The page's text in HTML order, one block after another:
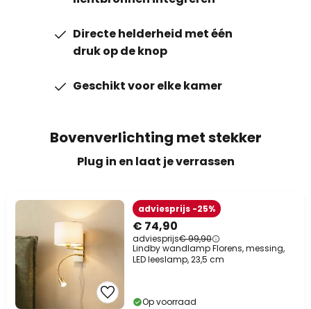
Directe helderheid met één
druk op de knop
Geschikt voor elke kamer
Bovenverlichting met stekker
Plug in en laat je verrassen
€ 74,90
adviesprijs€ 99,90
adviesprijs -25%
Lindby wandlamp Florens, messing,
LED leeslamp, 23,5 cm
Op voorraad